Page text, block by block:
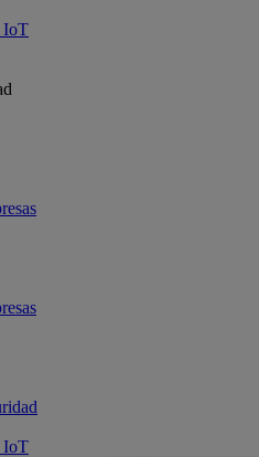
IoT
IoT